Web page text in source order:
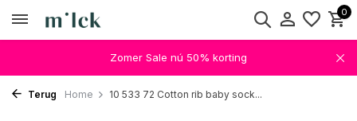
0
Zomer Sale nú 50% korting
Terug Home 10 533 72 Cotton rib baby sock...